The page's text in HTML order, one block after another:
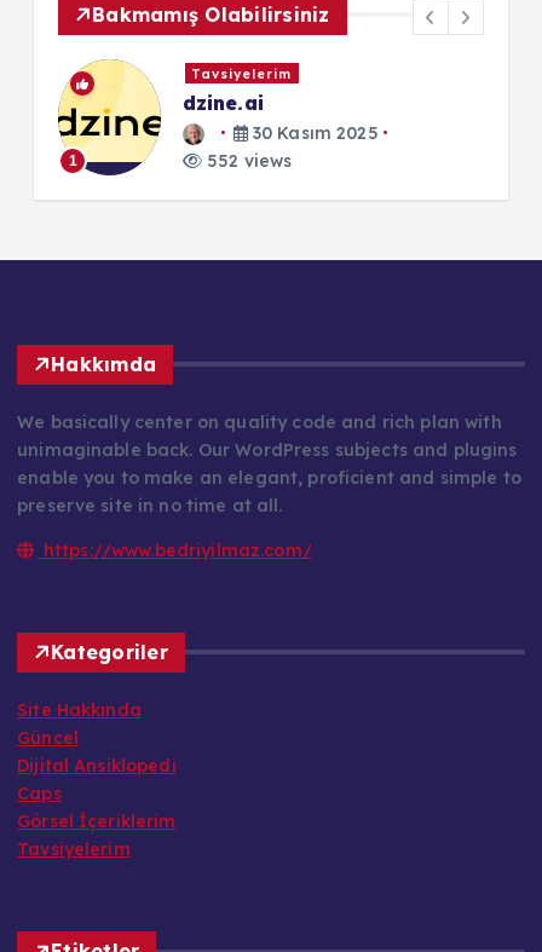
Bakmamış Olabilirsiniz
1
Tavsiyelerim
dzine.ai
30 Kasım 2025
552 views
Hakkımda
We basically center on quality code and rich plan with
unimaginable back. Our WordPress subjects and plugins
enable you to make an elegant, proficient and simple to
preserve site in no time at all.
https://www.bedriyilmaz.com/
Kategoriler
Site Hakkında
Güncel
Dijital Ansiklopedi
Caps
Görsel İçeriklerim
Tavsiyelerim